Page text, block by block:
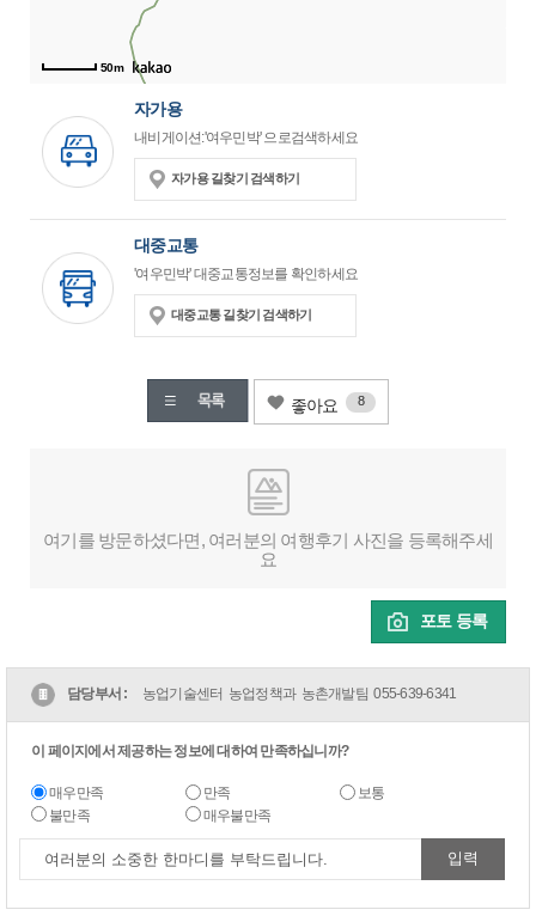
50m
자가용
내비게이션:'여우민박' 으로검색하세요
자가용 길찾기 검색하기
대중교통
'여우민박' 대중교통정보를 확인하세요
대중교통 길찾기 검색하기
좋아요 8
여기를 방문하셨다면, 여러분의 여행후기 사진을 등록해주세
요
포토 등록
담당부서 : 농업기술센터 농업정책과 농촌개발팀055-639-6341
이 페이지에서 제공하는 정보에 대하여 만족하십니까?
매우만족 만족
보통
불만족
매우불만족